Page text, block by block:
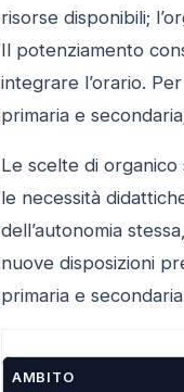
risorse disponibili;
Il potenziamento
integrare l’orario.
primaria e
Le scelte di
le necessità
dell’autonomia
nuove disposizioni
primaria e
AMBITO